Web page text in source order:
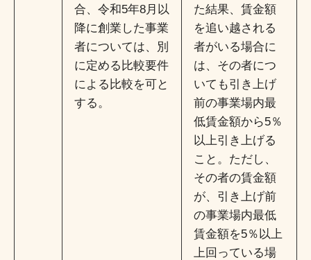
合、令和5年8月以
降に創業した事業
者については、別
に定める比較要件
による比較を可と
する。
た結果、賃金額
を追い越される
者がいる場合に
は、その者につ
いても引き上げ
前の事業場内最
低賃金額から5％
以上引き上げる
こと。ただし、
その者の賃金額
が、引き上げ前
の事業場内最低
賃金額を5％以上
上回っている場